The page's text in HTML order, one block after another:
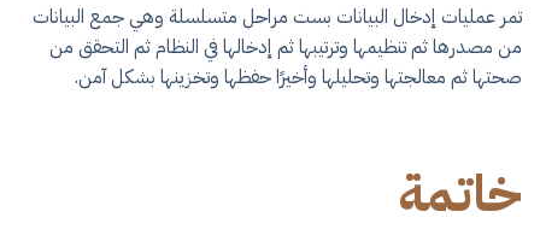
تمر عمليات إدخال البيانات بست مراحل متسلسلة وهي جمع البيانات
من مصدرها ثم تنظيمها وترتيبها ثم إدخالها في النظام ثم التحقق من
صحتها ثم معالجتها وتحليلها وأخيرًا حفظها وتخزينها بشكل آمن.
خاتمة